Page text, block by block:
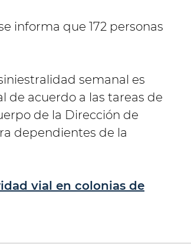
informa que 172 personas
semanal es
de acuerdo a las tareas de
de la Dirección de
dependientes de la
vial en colonias de